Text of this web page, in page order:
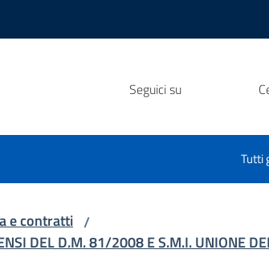
Seguici su
Tutti
e contratti /
DEL D.M. 81/2008 E S.M.I. UNIONE DEI